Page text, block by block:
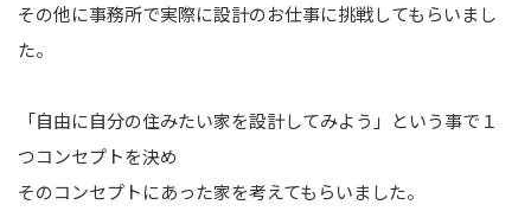
その他に事務所で実際に設計のお仕事に挑戦してもらいまし
た。
「自由に自分の住みたい家を設計してみよう」という事で１
つコンセプトを決め
そのコンセプトにあった家を考えてもらいました。